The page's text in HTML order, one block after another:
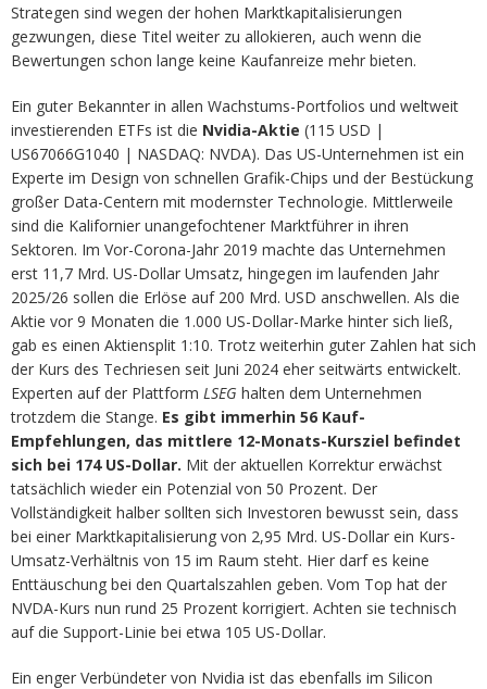
Strategen sind wegen der hohen Marktkapitalisierungen
gezwungen, diese Titel weiter zu allokieren, auch wenn die
Bewertungen schon lange keine Kaufanreize mehr bieten.
Ein guter Bekannter in allen Wachstums-Portfolios und weltweit
investierenden ETFs ist die Nvidia-Aktie (115 USD |
US67066G1040 | NASDAQ: NVDA). Das US-Unternehmen ist ein
Experte im Design von schnellen Grafik-Chips und der Bestückung
großer Data-Centern mit modernster Technologie. Mittlerweile
sind die Kalifornier unangefochtener Marktführer in ihren
Sektoren. Im Vor-Corona-Jahr 2019 machte das Unternehmen
erst 11,7 Mrd. US-Dollar Umsatz, hingegen im laufenden Jahr
2025/26 sollen die Erlöse auf 200 Mrd. USD anschwellen. Als die
Aktie vor 9 Monaten die 1.000 US-Dollar-Marke hinter sich ließ,
gab es einen Aktiensplit 1:10. Trotz weiterhin guter Zahlen hat sich
der Kurs des Techriesen seit Juni 2024 eher seitwärts entwickelt.
Experten auf der Plattform LSEG halten dem Unternehmen
trotzdem die Stange. Es gibt immerhin 56 Kauf-
Empfehlungen, das mittlere 12-Monats-Kursziel befindet
sich bei 174 US-Dollar. Mit der aktuellen Korrektur erwächst
tatsächlich wieder ein Potenzial von 50 Prozent. Der
Vollständigkeit halber sollten sich Investoren bewusst sein, dass
bei einer Marktkapitalisierung von 2,95 Mrd. US-Dollar ein Kurs-
Umsatz-Verhältnis von 15 im Raum steht. Hier darf es keine
Enttäuschung bei den Quartalszahlen geben. Vom Top hat der
NVDA-Kurs nun rund 25 Prozent korrigiert. Achten sie technisch
auf die Support-Linie bei etwa 105 US-Dollar.
Ein enger Verbündeter von Nvidia ist das ebenfalls im Silicon